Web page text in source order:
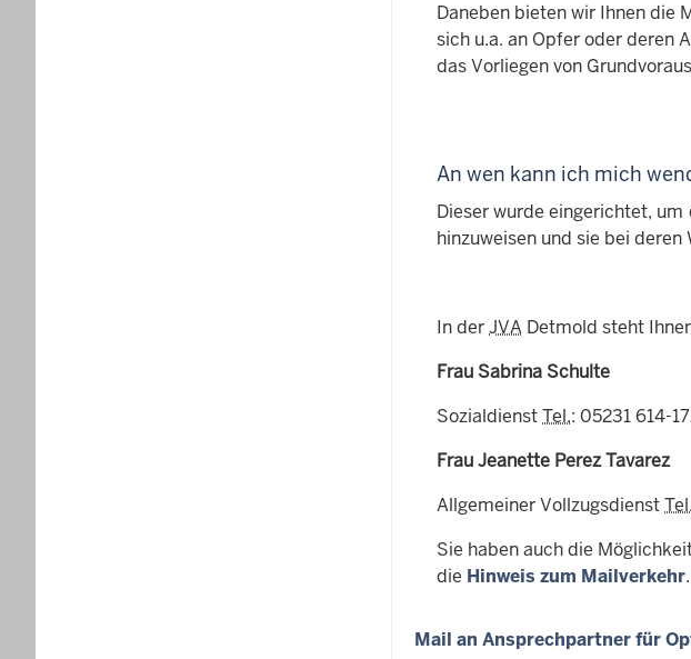
Daneben bieten wir Ihnen die
sich u.a. an Opfer oder deren
das Vorliegen von
An wen kann ich mich
Dieser wurde eingerichtet,
hinzuweisen und sie bei
In derJVA Detmold steht
Frau Sabrina Schulte
SozialdienstTel.: 05231 614-
Frau Jeanette Perez Tavarez
Allgemeiner VollzugsdienstTel.
Sie haben auch die
die Hinweis zum Mailverkehr.
Mail an Ansprechpartner für